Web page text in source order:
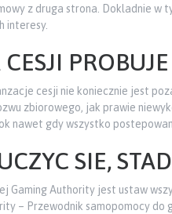
z druga strona. Dokladnie w
interesy.
CESJI
cesji nie koniecznie jest
zbiorowego, jak prawie
nawet gdy wszystko
SIE,
Gaming Authority jest ustaw
– Przewodnik samopomocy do